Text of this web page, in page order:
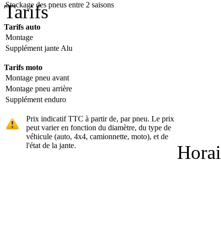
Stockage des pneus entre 2 saisons
Tarifs
Tarifs auto
Montage
Supplément jante Alu
Tarifs moto
Montage pneu avant
Montage pneu arrière
Supplément enduro
Prix indicatif TTC à partir de, par pneu. Le prix
peut varier en fonction du diamètre, du type de
véhicule (auto, 4x4, camionnette, moto), et de
l'état de la jante.